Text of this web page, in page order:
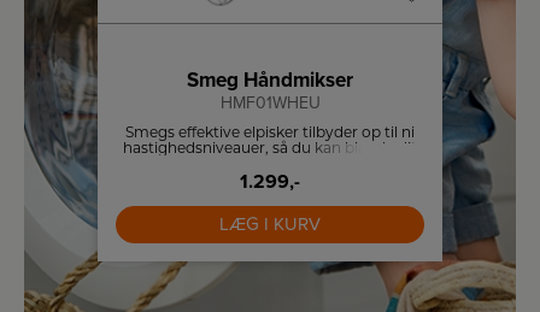
lave
den
Smeg Håndmikser
HMF01WHEU
Smegs effektive elpisker tilbyder op til ni
hastighedsniveauer, så du kan blande dit
desuden en Turbo-funktion for ekstra
kraftig piskning.
1.299,-
LÆG I KURV
Retro